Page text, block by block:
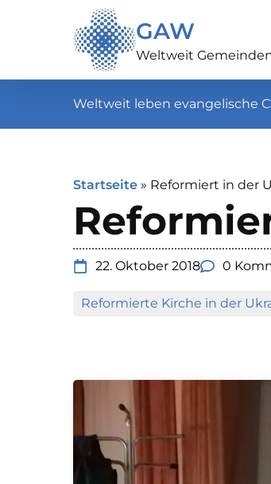
GAW
Weltweit
Weltweit leben evangelische
Startseite » Reformiert in der
22. Oktober 2018 0
Reformierte Kirche in der